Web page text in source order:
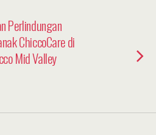
Perlindungan
ChiccoCare di
Mid Valley